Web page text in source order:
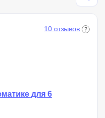
10 отзывов
для 6